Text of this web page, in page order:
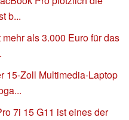
b...
als 3.000 Euro für das
15-Zoll Multimedia-Laptop
7i 15 G11 ist eines der